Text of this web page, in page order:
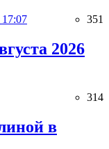
17:07 351
2026
314
в